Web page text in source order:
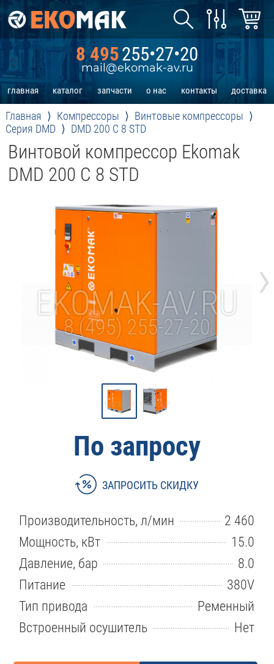
8 495255•27•20
mail@ekomak-av.ru
главная каталог запчасти о нас контакты доставка
Главная Компрессоры
Винтовые компрессоры
Серия DMD
DMD 200 C 8 STD
Винтовой компрессор Ekomak
DMD 200 C 8 STD
›
По запросу
ЗАПРОСИТЬ СКИДКУ
Производительность, л/мин
2 460
Мощность, кВт
15.0
Давление, бар
8.0
Питание
380V
Тип привода
Ременный
Встроенный осушитель
Нет